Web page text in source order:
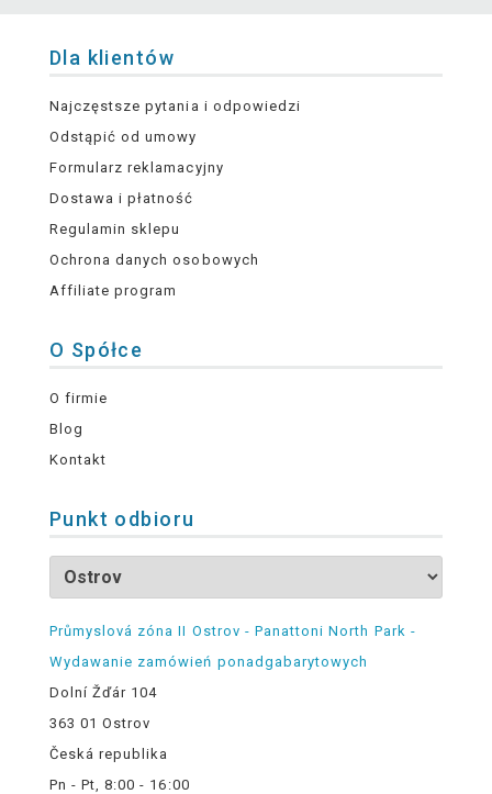
Dla klientów
Najczęstsze pytania i odpowiedzi
Odstąpić od umowy
Formularz reklamacyjny
Dostawa i płatność
Regulamin sklepu
Ochrona danych osobowych
Affiliate program
O Spółce
O firmie
Blog
Kontakt
Punkt odbioru
Průmyslová zóna II Ostrov - Panattoni North Park -
Wydawanie zamówień ponadgabarytowych
Dolní Žďár 104
363 01 Ostrov
Česká republika
Pn - Pt, 8:00 - 16:00